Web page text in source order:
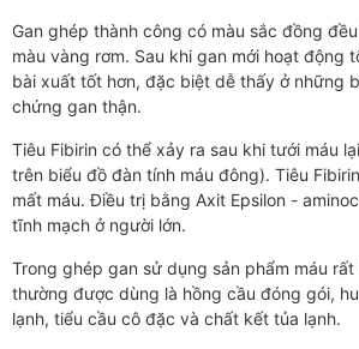
Gan ghép thành công có màu sắc đồng
màu vàng rơm. Sau khi gan mới hoạt động
bài xuất tốt hơn, đặc biệt dễ thấy ở những
chứng gan thận.
Tiêu Fibirin có thể xảy ra sau khi tưới máu
trên biểu đồ đàn tính máu đông). Tiêu
mất máu. Điều trị bằng Axit Epsilon -
tĩnh mạch ở người lớn.
Trong ghép gan sử dụng sản phẩm máu rất
thường được dùng là hồng cầu đóng gói,
lạnh, tiểu cầu cô đặc và chất kết tủa lạnh.